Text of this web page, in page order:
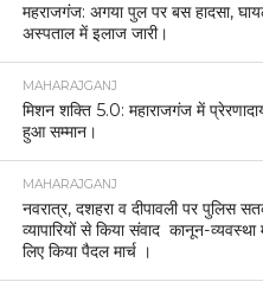
महराजगंज: अगया पुल पर बस हादसा,
अस्पताल में इलाज जारी।
MAHARAJGANJ
मिशन शक्ति 5.0: महाराजगंज में
हुआ सम्मान।
MAHARAJGANJ
नवरात्र, दशहरा व दीपावली पर पुलिस
व्यापारियों से किया संवाद कानून-
लिए किया पैदल मार्च ।